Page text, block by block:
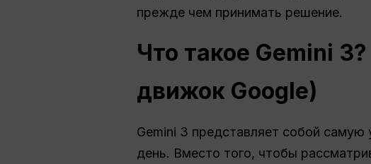
прежде чем принимать решение.
Что такое Gemini
движок Google)
Gemini 3 представляет собой
день. Вместо того, чтобы